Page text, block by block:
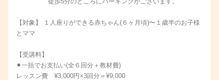
【対象】 １人座りができる赤ちゃん(６ヶ月頃)〜１歳半のお子様
とママ
【受講料】
⚫︎一括でお支払い(全６回分＋教材費)
レッスン費 ¥3,000円×3回分＝¥9,000